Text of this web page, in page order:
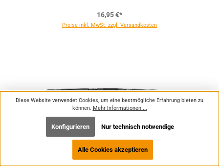
16,95 €*
Preise inkl. MwSt. zzgl. Versandkosten
Diese Website verwendet Cookies, um eine bestmögliche Erfahrung bieten zu
können. Mehr Informationen ...
Nur technisch notwendige
Konfigurieren
Alle Cookies akzeptieren